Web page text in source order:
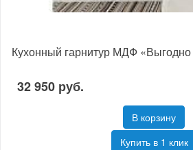
Кухонный гарнитур МДФ «Выгодно
32 950 руб.
В корзину
Купить в 1 клик